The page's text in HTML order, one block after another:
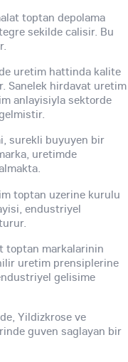
toptan depolama
sekilde calisir. Bu
uretim hattinda kalite
Sanelek hirdavat uretim
anlayisiyla sektorde
surekli buyuyen bir
uretimde
toptan uzerine kurulu
endustriyel
toptan markalarinin
uretim prensiplerine
gelisime
Yildizkrose ve
guven saglayan bir